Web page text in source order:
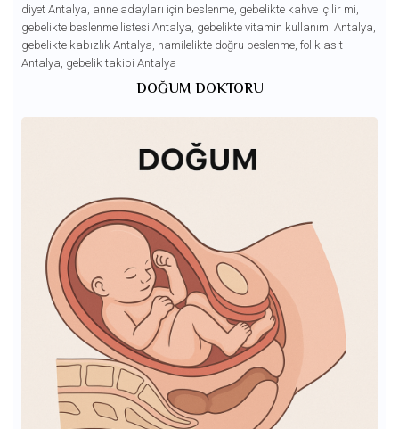
diyet Antalya, anne adayları için beslenme, gebelikte kahve içilir mi,
gebelikte beslenme listesi Antalya, gebelikte vitamin kullanımı Antalya,
gebelikte kabızlık Antalya, hamilelikte doğru beslenme, folik asit
Antalya, gebelik takibi Antalya
DOĞUM DOKTORU